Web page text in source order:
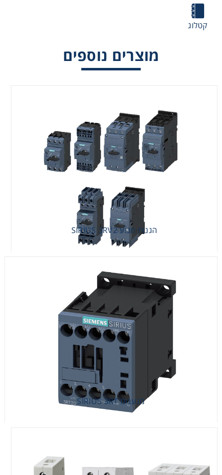
קטלוג
מוצרים נוספים
הגנות מנוע SIRIUS 3RV2
מגענים SIRIUS 3RT
הגנות מנוע SIRIUS 3RV2
מגענים SIRIUS 3RT